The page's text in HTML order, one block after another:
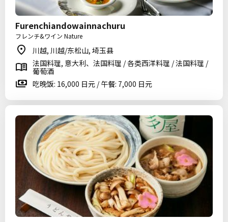
Furenchiandowainnachuru
フレンチ&ワイン Nature
川越, 川越/东松山, 埼玉县
法国料理, 意大利、法国料理 / 各类西洋料理 / 法国料理 /
葡萄酒
吃晚饭: 16,000 日元 / 午餐: 7,000 日元